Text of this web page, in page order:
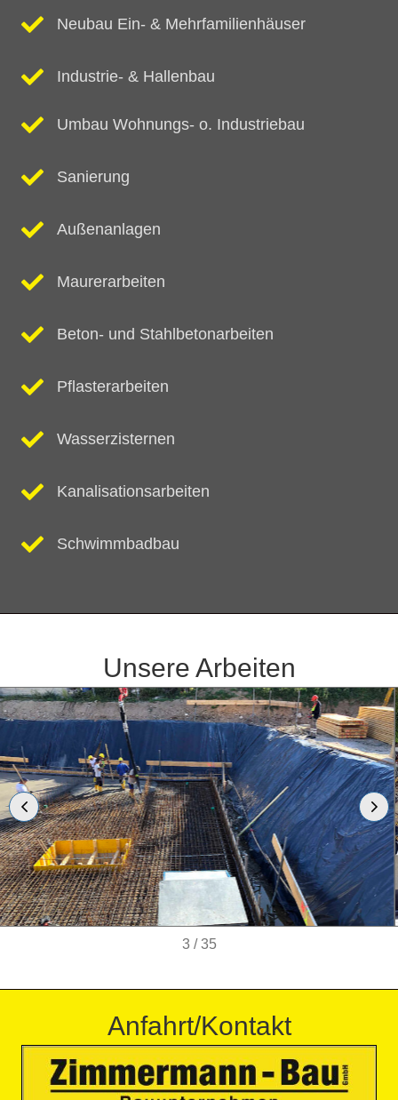
Neubau Ein- & Mehrfamilienhäuser
Industrie- & Hallenbau
Umbau Wohnungs- o. Industriebau
Sanierung
Außenanlagen
Maurerarbeiten
Beton- und Stahlbetonarbeiten
Pflasterarbeiten
Wasserzisternen
Kanalisationsarbeiten
Schwimmbadbau
Unsere Arbeiten
3 /35
Anfahrt/Kontakt